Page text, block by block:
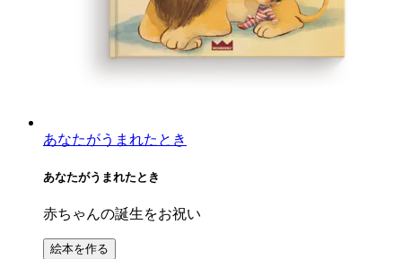
あなたがうまれたとき
あなたがうまれたとき
赤ちゃんの誕生をお祝い
絵本を作る